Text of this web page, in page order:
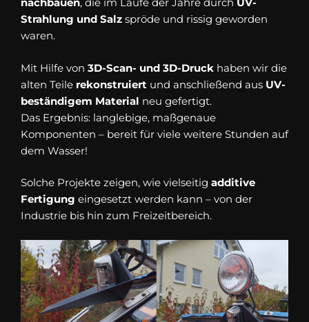
Strahlung und Salz spröde und rissig geworden
waren.
Mit Hilfe von 3D-Scan- und 3D-Druck haben wir die
alten Teile rekonstruiert und anschließend aus UV-
beständigem Material neu gefertigt.
Das Ergebnis: langlebige, maßgenaue
Komponenten – bereit für viele weitere Stunden auf
dem Wasser!
Solche Projekte zeigen, wie vielseitig additive
Fertigung eingesetzt werden kann – von der
Industrie bis hin zum Freizeitbereich.